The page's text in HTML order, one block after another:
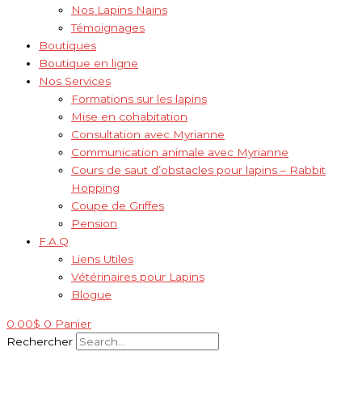
Nos Lapins Nains
Témoignages
Boutiques
Boutique en ligne
Nos Services
Formations sur les lapins
Mise en cohabitation
Consultation avec Myrianne
Communication animale avec Myrianne
Cours de saut d’obstacles pour lapins – Rabbit
Hopping
Coupe de Griffes
Pension
F.A.Q
Liens Utiles
Vétérinaires pour Lapins
Blogue
0.00$ 0 Panier
Rechercher